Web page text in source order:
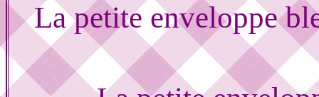
La petite enveloppe